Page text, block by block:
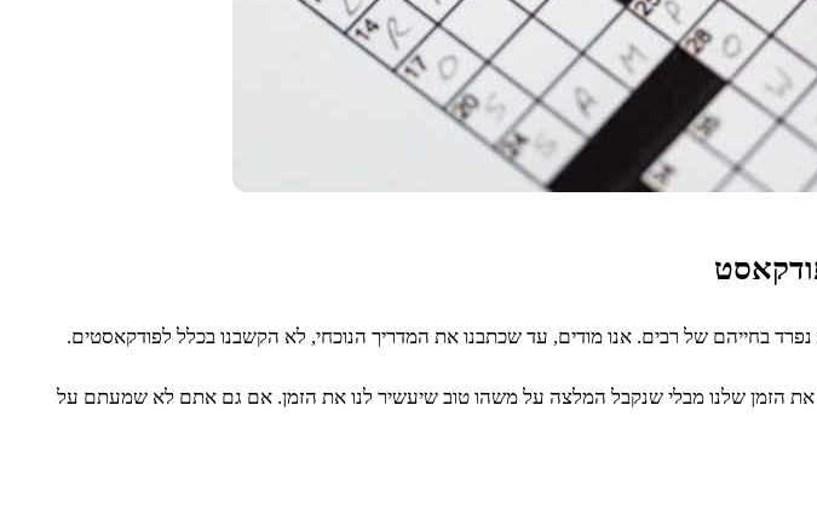
בחייהם של רבים. אנו מודים, עד שכתבנו את המדריך הנוכחי, לא הקשבנו בכלל לפודקאסטים.
את הזמן שלנו מבלי שנקבל המלצה על משהו טוב שיעשיר לנו את הזמן. אם גם אתם לא שמעתם על